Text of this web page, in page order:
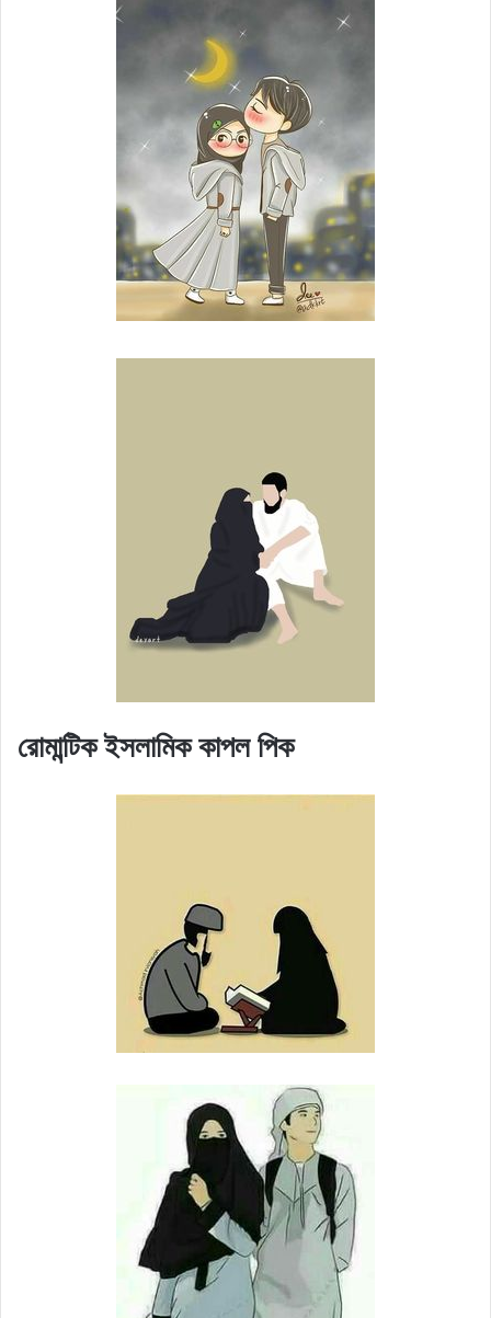
রোমান্টিক ইসলামিক কাপল পিক